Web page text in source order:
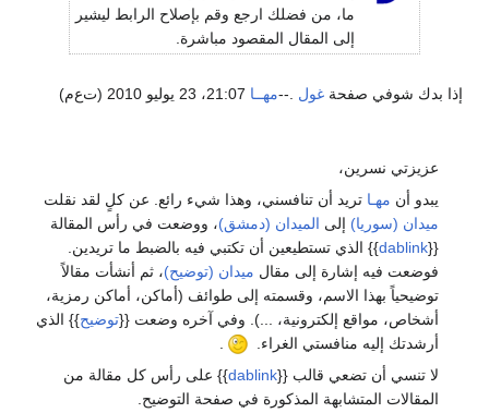
ما، من فضلك ارجع وقم بإصلاح الرابط ليشير
إلى المقال المقصود مباشرة.
إذا بدك شوفي صفحة غول .--مهــا
عزيزتي نسرين،
يبدو أن مهـا تريد أن تنافسني، وهذا شيء رائع. عن كلٍ لقد نقلت
ميدان (سوريا) إلى الميدان (دمشق)، ووضعت في رأس المقالة
{{
dablink}} الذي تستطيعين أن تكتبي فيه بالضبط ما تريدين.
فوضعت فيه إشارة إلى مقال ميدان (توضيح)، ثم أنشأت مقالاً
توضيحياً بهذا الاسم، وقسمته إلى طوائف (أماكن، أماكن رمزية،
أشخاص، مواقع إلكترونية، ...). وفي آخره وضعت {{توضيح}} الذي
أرشدتك إليه منافستي الغراء.
لا تنسي أن تضعي قالب {{dablink}} على رأس كل مقالة من
المقالات المتشابهة المذكورة في صفحة التوضيح.